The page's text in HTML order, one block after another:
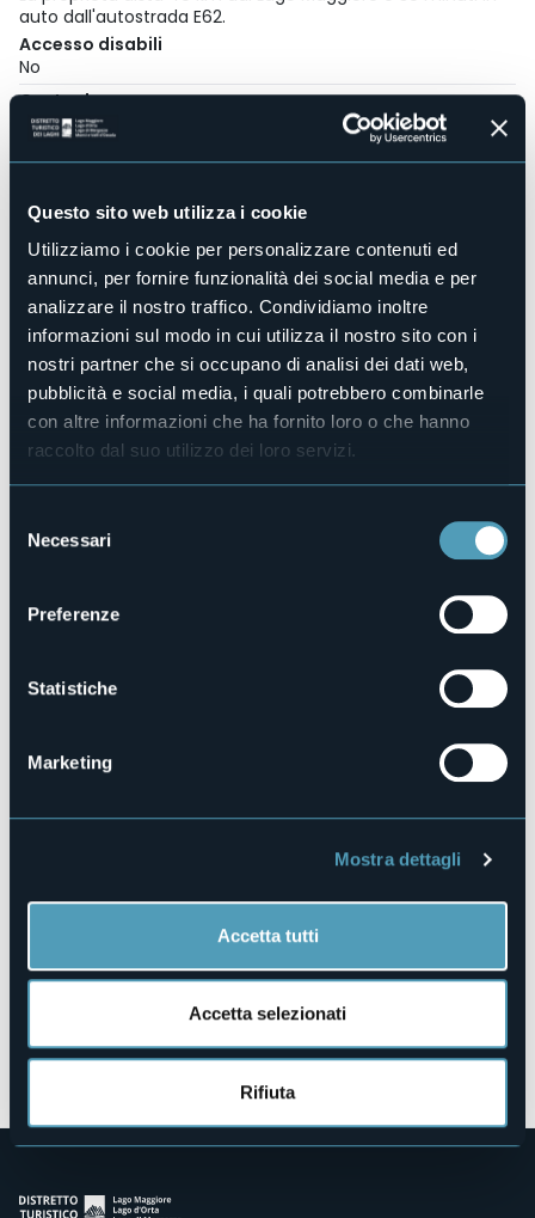
Questo sito web utilizza i cookie
Utilizziamo i cookie per personalizzare contenuti ed
annunci, per fornire funzionalità dei social media e per
analizzare il nostro traffico. Condividiamo inoltre
informazioni sul modo in cui utilizza il nostro sito con i
nostri partner che si occupano di analisi dei dati web,
pubblicità e social media, i quali potrebbero combinarle
con altre informazioni che ha fornito loro o che hanno
raccolto dal suo utilizzo dei loro servizi.
delNecessari
Preferenze
Statistiche
Marketing
Mostra dettagli
Accetta tutti
Accetta selezionati
Rifiuta
auto dall'autostrada E62.
Accesso disabili
No
Centro benessere
No
Sala congressi
Piscina
Animali ammessi
Sì
Camere
12
Posti letto
20
hotelmondodoro@yahoo.it
Sito web
Telefono
Codice CIR
103021-ALB-00001
Via Trabucati, 9
Apri mappa